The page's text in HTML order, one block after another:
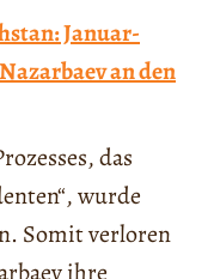
Januar-
an den
das
wurde
Somit verloren
ihre